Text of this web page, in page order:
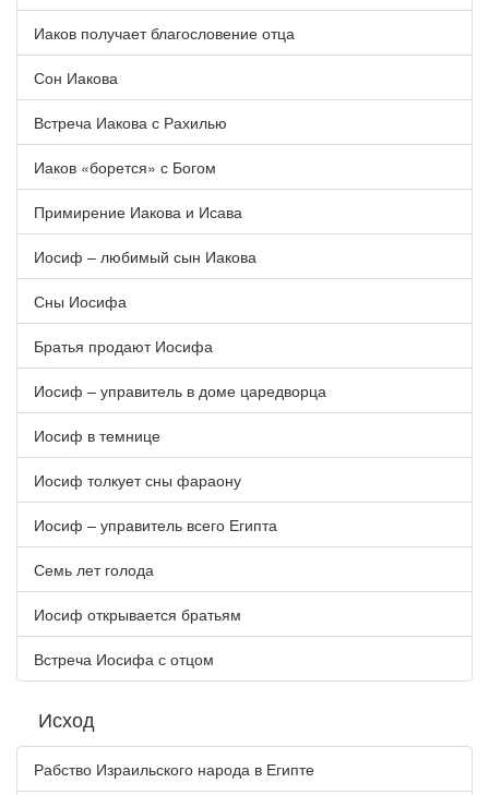
Иаков получает благословение отца
Сон Иакова
Встреча Иакова с Рахилью
Иаков «борется» с Богом
Примирение Иакова и Исава
Иосиф – любимый сын Иакова
Сны Иосифа
Братья продают Иосифа
Иосиф – управитель в доме царедворца
Иосиф в темнице
Иосиф толкует сны фараону
Иосиф – управитель всего Египта
Семь лет голода
Иосиф открывается братьям
Встреча Иосифа с отцом
Исход
Рабство Израильского народа в Египте